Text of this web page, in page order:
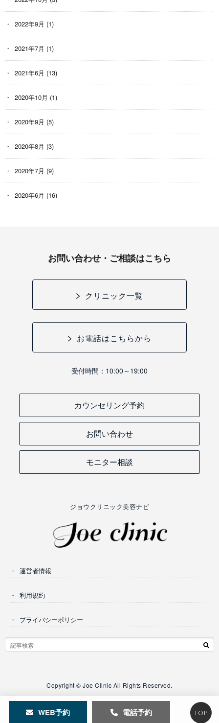
2022年9月 (1)
2021年7月 (1)
2021年6月 (13)
2020年10月 (1)
2020年9月 (5)
2020年8月 (3)
2020年7月 (9)
2020年6月 (16)
WEB予約 電話予約 TOP
お問い合わせ・ご相談はこちら
クリニック一覧
お電話はこちらから
受付時間：10:00～19:00
カウンセリング予約
お問い合わせ
モニター相談
ジョウクリニック美容ナビ
運営者情報
利用規約
プライバシーポリシー
Copyright © Joe Clinic All Rights Reserved.